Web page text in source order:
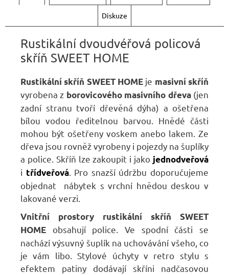
Diskuze
Rustikální dvoudvéřová policová
skříň SWEET HOME
Rustikální skříň SWEET HOME je masivní skříň
vyrobena z borovicového masivního dřeva (jen
zadní stranu tvoří dřevěná dýha) a ošetřena
bílou vodou ředitelnou barvou. Hnědé části
mohou být ošetřeny voskem anebo lakem. Ze
dřeva jsou rovněž vyrobeny i pojezdy na šuplíky
a police. Skříň lze zakoupit i jako jednodveřová
i třídveřová. Pro snazší údržbu doporučujeme
objednat nábytek s vrchní hnědou deskou v
lakované verzi.
Vnitřní prostory rustikální skříň SWEET
HOME obsahují police. Ve spodní části se
nachází výsuvný šuplík na uchovávání všeho, co
je vám libo. Stylové úchyty v retro stylu s
efektem patiny dodávají skříni nadčasovou